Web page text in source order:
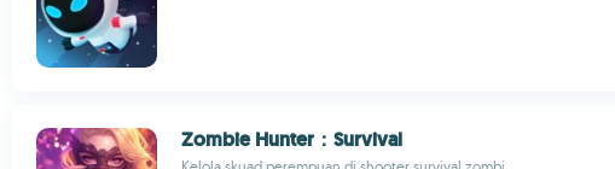
Zombie Hunter：Survival